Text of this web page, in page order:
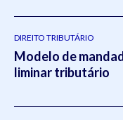
DIREITO TRIBUTÁRIO
Modelo de
liminar tributário